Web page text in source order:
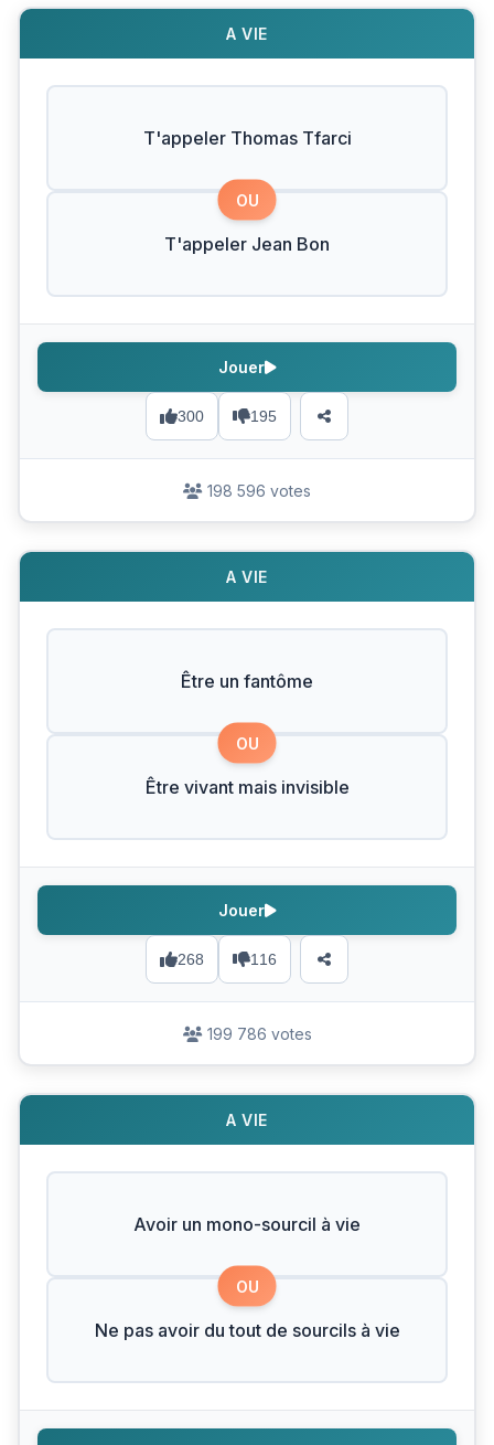
A VIE
T'appeler Thomas Tfarci
OU
T'appeler Jean Bon
300 195
Jouer
198 596 votes
A VIE
Être un fantôme
OU
Être vivant mais invisible
268 116
Jouer
199 786 votes
A VIE
Avoir un mono-sourcil à vie
OU
Ne pas avoir du tout de sourcils à vie